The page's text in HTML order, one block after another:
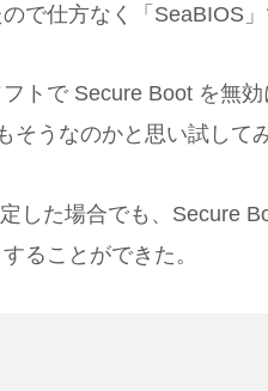
で仕方なく「SeaBIOS
トで Secure Boot を無
そうなのかと思い試して
した場合でも、Secure
ることができた。